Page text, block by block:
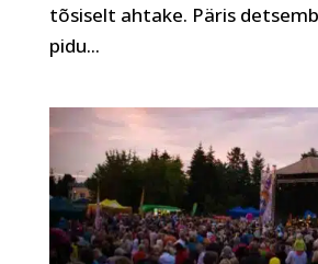
tõsiselt ahtake. Päris
pidu...